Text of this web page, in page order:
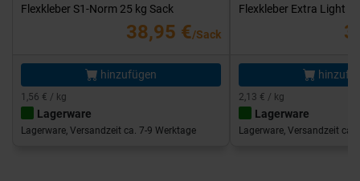
Flexkleber S1-Norm 25 kg Sack
38,95 €/Sack
hinzufügen
1,56 € / kg
Lagerware
Lagerware, Versandzeit ca. 7-9 Werktage
Flexkleber Extra Light
2,13 € / kg
Lagerware
Lagerware, Versandzeit ca.